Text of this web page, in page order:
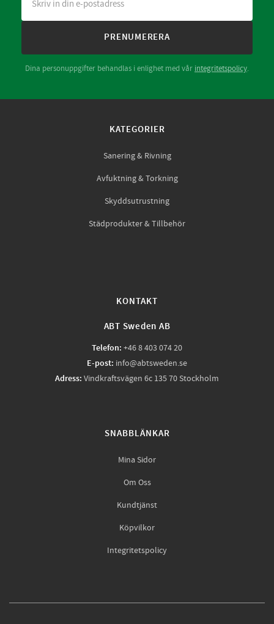
PRENUMERERA
Dina personuppgifter behandlas i enlighet med vår integritetspolicy.
KATEGORIER
Sanering & Rivning
Avfuktning & Torkning
Skyddsutrustning
Städprodukter & Tillbehör
KONTAKT
ABT Sweden AB
Telefon: +46 8 403 074 20
E-post: info@abtsweden.se
Adress: Vindkraftsvägen 6c 135 70 Stockholm
SNABBLÄNKAR
Mina Sidor
Om Oss
Kundtjänst
Köpvilkor
Integritetspolicy